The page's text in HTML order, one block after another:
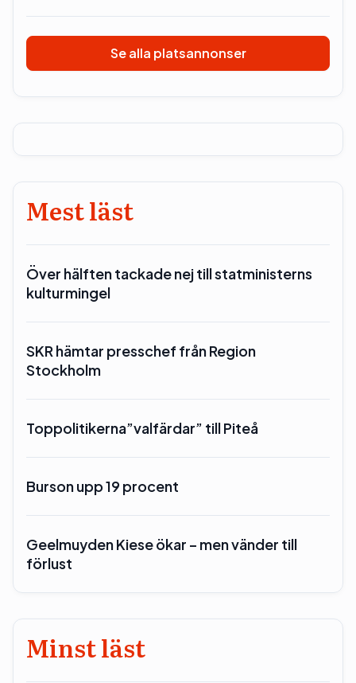
Se alla platsannonser
Mest läst
Över hälften tackade nej till statministerns
kulturmingel
SKR hämtar presschef från Region
Stockholm
Toppolitikerna”valfärdar” till Piteå
Burson upp 19 procent
Geelmuyden Kiese ökar – men vänder till
förlust
Minst läst